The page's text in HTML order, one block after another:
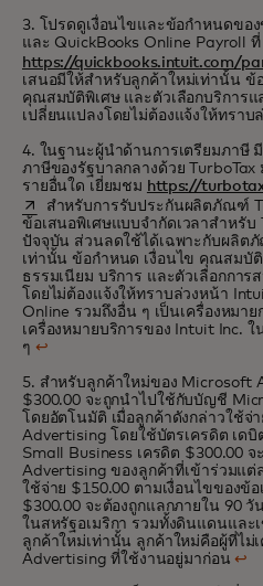
3. โปรดดูเงื่อนไขและข้อกำหนดขอ
และ QuickBooks Online Payroll ที่
https://quickbooks.intuit.com/
เสนอมีให้สำหรับลูกค้าใหม่เท่านั้น ข้
คุณสมบัติพิเศษ และตัวเลือกบริการ
เปลี่ยนแปลงโดยไม่ต้องแจ้งให้ทรา
4. ในฐานะผู้นำด้านการเตรียมภาษี
ภาษีของรัฐบาลกลางด้วย TurboTax
รายอื่นใด เยี่ยมชม https://
สำหรับการรับประกันผลิตภัณฑ์
ข้อเสนอพิเศษแบบจำกัดเวลาสำหรับ
ปัจจุบัน ส่วนลดใช้ได้เฉพาะกับผลิต
เท่านั้น ข้อกำหนด เงื่อนไข คุณสมบั
ธรรมเนียม บริการ และตัวเลือกกา
โดยไม่ต้องแจ้งให้ทราบล่วงหน้า
Online รวมถึงอื่น ๆ เป็นเครื่องหมา
เครื่องหมายบริการของ Intuit Inc.
ๆ ↩
5. สำหรับลูกค้าใหม่ของ Microsoft
$300.00 จะถูกนำไปใช้กับบัญชี
โดยอัตโนมัติ เมื่อลูกค้าดังกล่าวใช้จ่
Advertising โดยใช้บัตรเครดิต เด
Small Business เครดิต $300.00
Advertising ของลูกค้าที่เข้าร่วมแต่
ใช้จ่าย $150.00 ตามเงื่อนไขของข้
$300.00 จะต้องถูกแลกภายใน 90
ในสหรัฐอเมริกา รวมทั้งดินแดนและ
ลูกค้าใหม่เท่านั้น ลูกค้าใหม่คือผู้ที่ไ
Advertising ที่ใช้งานอยู่มาก่อน↩